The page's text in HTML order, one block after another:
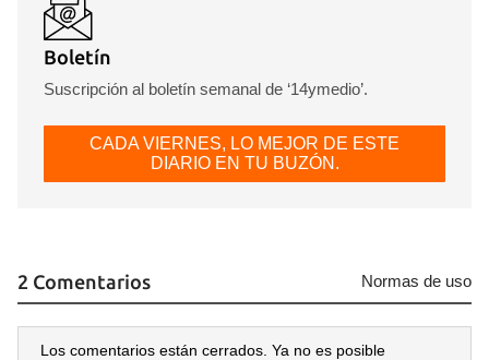
Guardar como favorito
Para poder guardar como favorito, primero has de
iniciar sesión con tu cuenta de 14ymedio.
Boletín
Suscripción al boletín semanal de ‘14ymedio’.
CADA VIERNES, LO MEJOR DE ESTE
DIARIO EN TU BUZÓN.
2 Comentarios Normas de uso
Los comentarios están cerrados. Ya no es posible